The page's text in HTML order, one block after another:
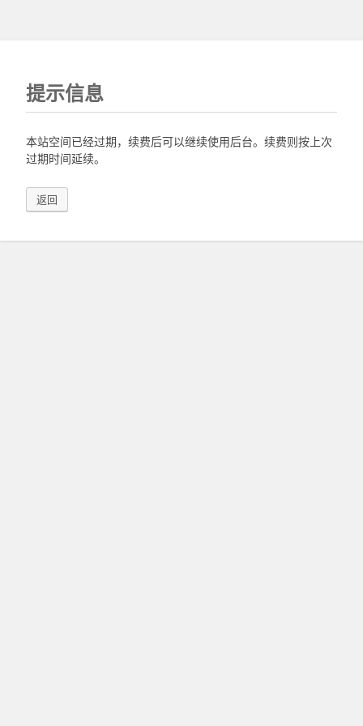
提示信息
本站空间已经过期，续费后可以继续使用后台。续费则按上次
过期时间延续。
返回